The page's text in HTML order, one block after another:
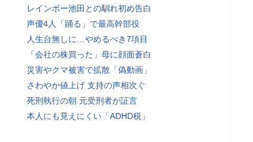
レインボー池田との馴れ初め告白
声優4人「踊る」で最高幹部役
人生台無しに…やめるべき7項目
「会社の株買った」母に顔面蒼白
災害やクマ被害で拡散「偽動画」
さわやか値上げ 支持の声相次ぐ
死刑執行の朝 元受刑者が証言
本人にも見えにくい「ADHD税」